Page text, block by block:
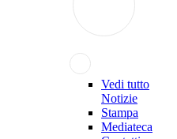
Vedi tutto
Notizie
Stampa
Mediateca